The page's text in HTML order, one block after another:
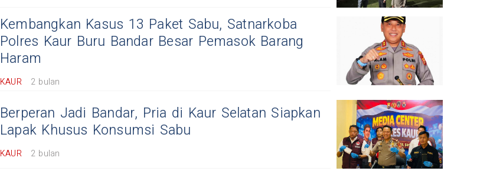
Kembangkan Kasus 13 Paket Sabu, Satnarkoba
Polres Kaur Buru Bandar Besar Pemasok Barang
Haram
KAUR 2 bulan
Berperan Jadi Bandar, Pria di Kaur Selatan Siapkan
Lapak Khusus Konsumsi Sabu
KAUR 2 bulan